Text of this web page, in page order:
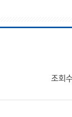
조회